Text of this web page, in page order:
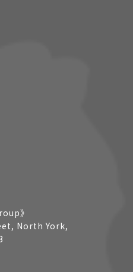
》
North York,